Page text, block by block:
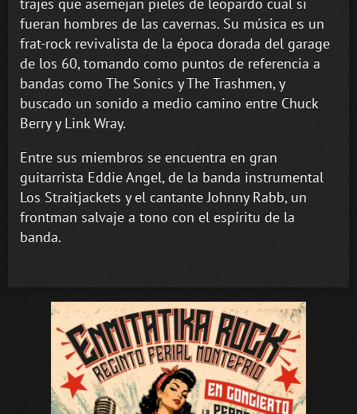
fueran hombres de las cavernas. Su música es un
frat-rock revivalista de la época dorada del garage
de los 60, tomando como puntos de referencia a
bandas como The Sonics y The Trashmen, y
buscado un sonido a medio camino entre Chuck
Berry y Link Wray.
Entre sus miembros se encuentra en gran
guitarrista Eddie Angel, de la banda instrumental
Los Straitjackets y el cantante Johnny Rabb, un
frontman salvaje a tono con el espíritu de la
banda.